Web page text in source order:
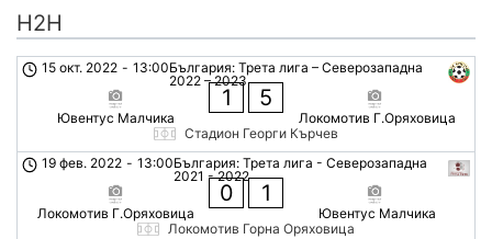
H2H
България: Трета лига – Северозападна
2022 – 2023
15 окт. 2022 - 13:00
Ювентус Малчика
1 5
Локомотив Г.Оряховица
Стадион Георги Кърчев
България: Трета лига - Северозападна
2021 - 2022
19 фев. 2022 - 13:00
Локомотив Г.Оряховица
0 1
Ювентус Малчика
Локомотив Горна Оряховица